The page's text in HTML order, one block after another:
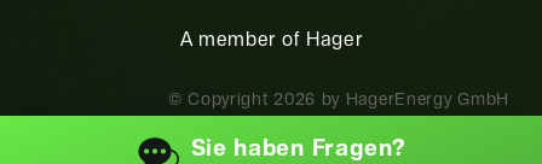
A member of Hager
© Copyright 2026 by HagerEnergy GmbH
Sie haben Fragen?